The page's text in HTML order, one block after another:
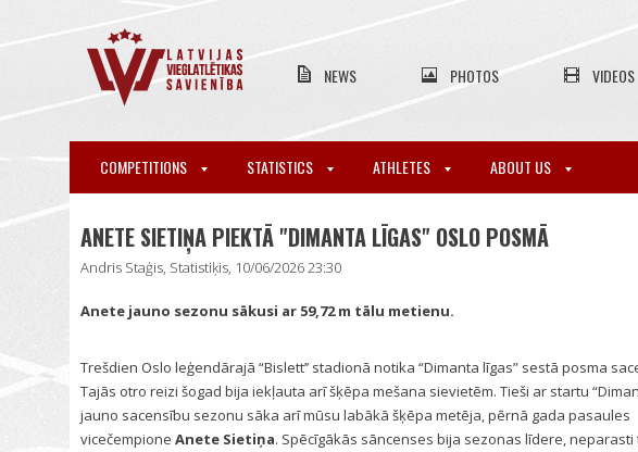
NEWS PHOTOS VIDEOS
COMPETITIONS STATISTICS ATHLETES ABOUT US
ANETE SIETIŅA PIEKTĀ "DIMANTA LĪGAS" OSLO POSMĀ
Andris Staģis, Statistiķis, 10/06/2026 23:30
Anete jauno sezonu sākusi ar 59,72 m tālu metienu.
Trešdien Oslo leģendārajā “Bislett’’ stadionā notika “Dimanta līgas” sestā posma
Tajās otro reizi šogad bija iekļauta arī šķēpa mešana sievietēm. Tieši ar startu
jauno sacensību sezonu sāka arī mūsu labākā šķēpa metēja, pērnā gada pasaules
vicečempione Anete Sietiņa. Spēcīgākās sāncenses bija sezonas līdere, neparasti